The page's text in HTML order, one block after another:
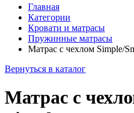
Главная
Категории
Кровати и матрасы
Пружинные матрасы
Матрас с чехлом Simple/
Вернуться в каталог
Матрас с